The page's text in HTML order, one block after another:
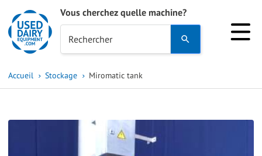
Vous cherchez quelle machine?
Rechercher
and
to
select
Accueil Stockage Miromatic tank